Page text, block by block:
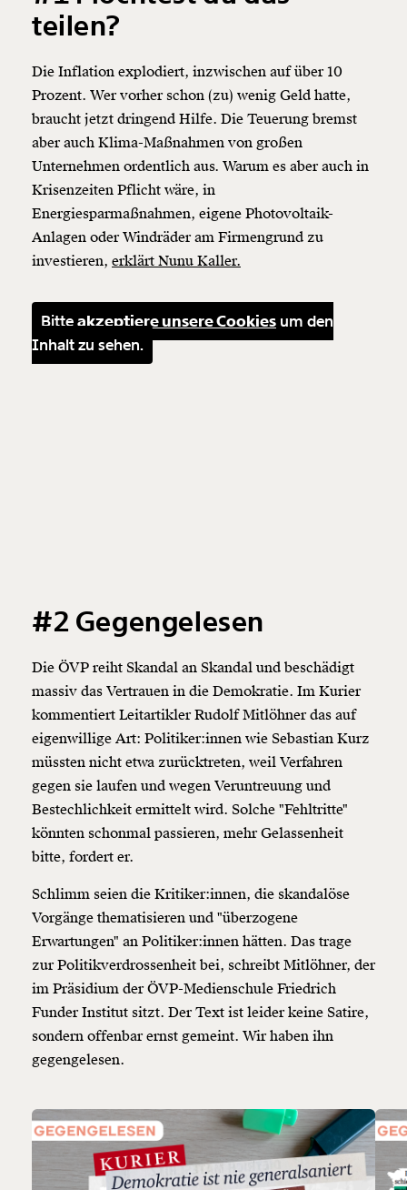
teilen?
Die Inflation explodiert, inzwischen auf über 10
Prozent. Wer vorher schon (zu) wenig Geld hatte,
braucht jetzt dringend Hilfe. Die Teuerung bremst
aber auch Klima-Maßnahmen von großen
Unternehmen ordentlich aus. Warum es aber auch in
Krisenzeiten Pflicht wäre, in
Energiesparmaßnahmen, eigene Photovoltaik-
Anlagen oder Windräder am Firmengrund zu
investieren, erklärt Nunu Kaller.
Bitteakzeptiere unsere Cookies um den
Inhalt zu sehen.
#2 Gegengelesen
Die ÖVP reiht Skandal an Skandal und beschädigt
massiv das Vertrauen in die Demokratie. Im Kurier
kommentiert Leitartikler Rudolf Mitlöhner das auf
eigenwillige Art: Politiker:innen wie Sebastian Kurz
müssten nicht etwa zurücktreten, weil Verfahren
gegen sie laufen und wegen Veruntreuung und
Bestechlichkeit ermittelt wird. Solche "Fehltritte"
könnten schonmal passieren, mehr Gelassenheit
bitte, fordert er.
Schlimm seien die Kritiker:innen, die skandalöse
Vorgänge thematisieren und "überzogene
Erwartungen" an Politiker:innen hätten. Das trage
zur Politikverdrossenheit bei, schreibt Mitlöhner, der
im Präsidium der ÖVP-Medienschule Friedrich
Funder Institut sitzt. Der Text ist leider keine Satire,
sondern offenbar ernst gemeint. Wir haben ihn
gegengelesen.